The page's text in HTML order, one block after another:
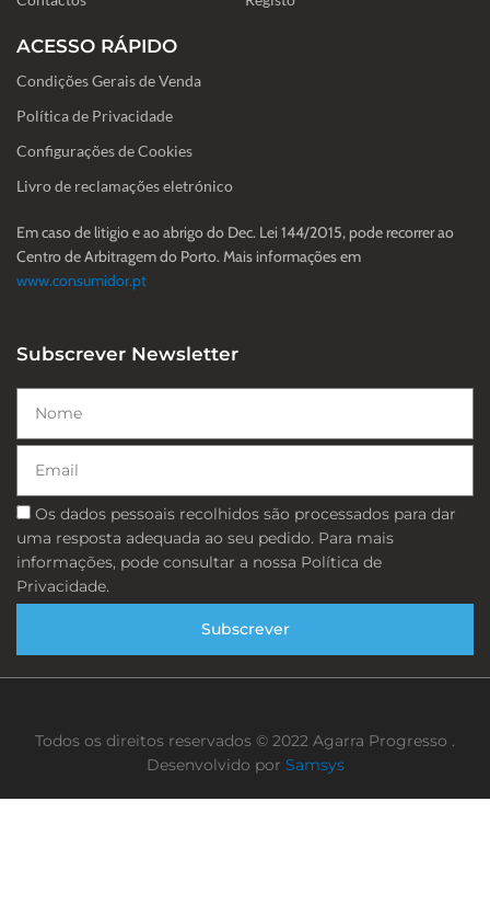
ACESSO RÁPIDO
Condições Gerais de Venda
Política de Privacidade
Configurações de Cookies
Livro de reclamações eletrónico
Em caso de litigio e ao abrigo do Dec. Lei 144/2015, pode recorrer ao
Centro de Arbitragem do Porto. Mais informações em
www.consumidor.pt
Subscrever Newsletter
Consentimento
Os dados pessoais recolhidos são processados ​​para dar
uma resposta adequada ao seu pedido. Para mais
informações, pode consultar a nossa Política de
Privacidade.
Subscrever
Todos os direitos reservados © 2022 Agarra Progresso .
Desenvolvido por Samsys